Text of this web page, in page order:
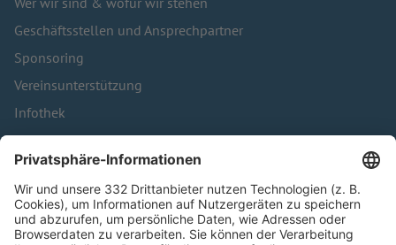
Geschäftsstellen und Ansprechpartner
Sponsoring
Vereinsunterstützung
Infothek
Kontakt
HÄUFIG BESUCHTE SEITEN
Pässe und Vereinswechsel